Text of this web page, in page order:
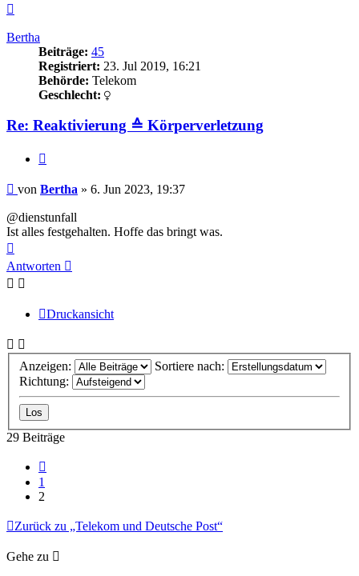
Bertha
Beiträge: 45
Registriert: 23. Jul 2019, 16:21
Behörde: Telekom
Geschlecht:
Re: Reaktivierung ≙ Körperverletzung
Beitrag
von Bertha » 6. Jun 2023, 19:37
@dienstunfall
Ist alles festgehalten. Hoffe das bringt was.
oben
Antworten
Druckansicht
Anzeigen:
Sortiere nach:
Richtung:
29 Beiträge
1
2
Zurück zu „Telekom und Deutsche Post“
Gehe zu